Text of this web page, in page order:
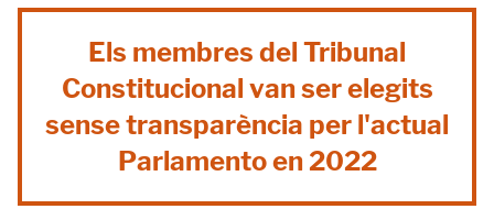
Els membres del Tribunal
Constitucional van ser elegits
sense transparència per l'actual
Parlamento en 2022